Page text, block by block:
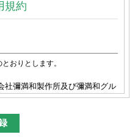
規約
おりとします。
社彌満和製作所及び彌満和グル
ジニアリングサービス、株式会
EUROPE S.p.A.）の総体又は